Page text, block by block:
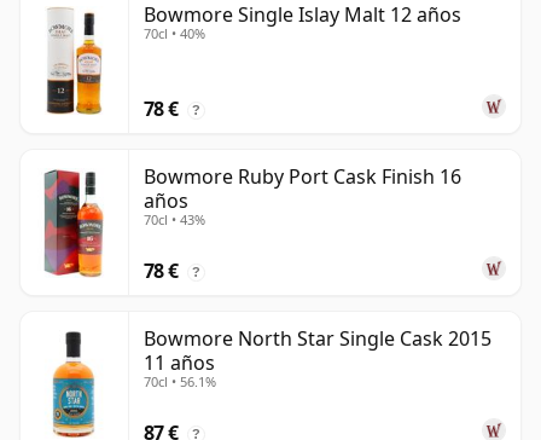
Bowmore Single Islay Malt 12 años
70cl • 40%
78 € ?
Bowmore Ruby Port Cask Finish 16
años
70cl • 43%
78 € ?
Bowmore North Star Single Cask 2015
11 años
70cl • 56.1%
87 € ?